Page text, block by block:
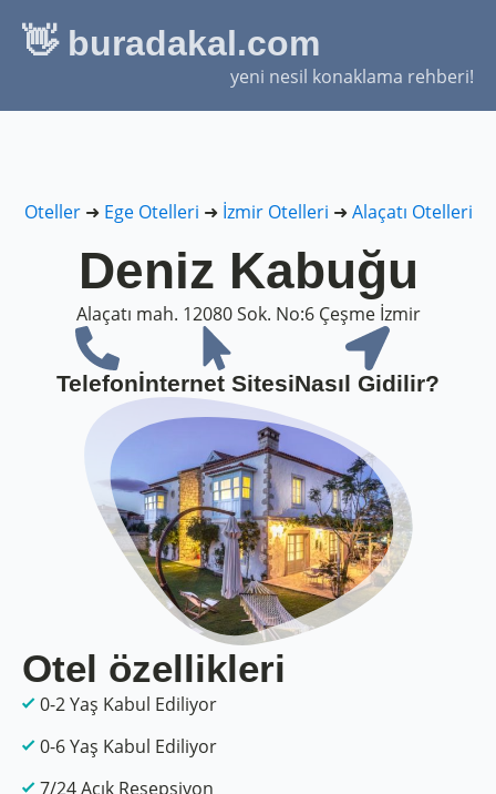
👋 buradakal.com
yeni nesil konaklama rehberi!
Oteller➜ Ege Otelleri ➜ İzmir Otelleri ➜ Alaçatı Otelleri
Deniz Kabuğu
Alaçatı mah. 12080 Sok. No:6 Çeşme İzmir
Telefonİnternet SitesiNasıl Gidilir?
Otel özellikleri
0-2 Yaş Kabul Ediliyor
0-6 Yaş Kabul Ediliyor
7/24 Açık Resepsiyon